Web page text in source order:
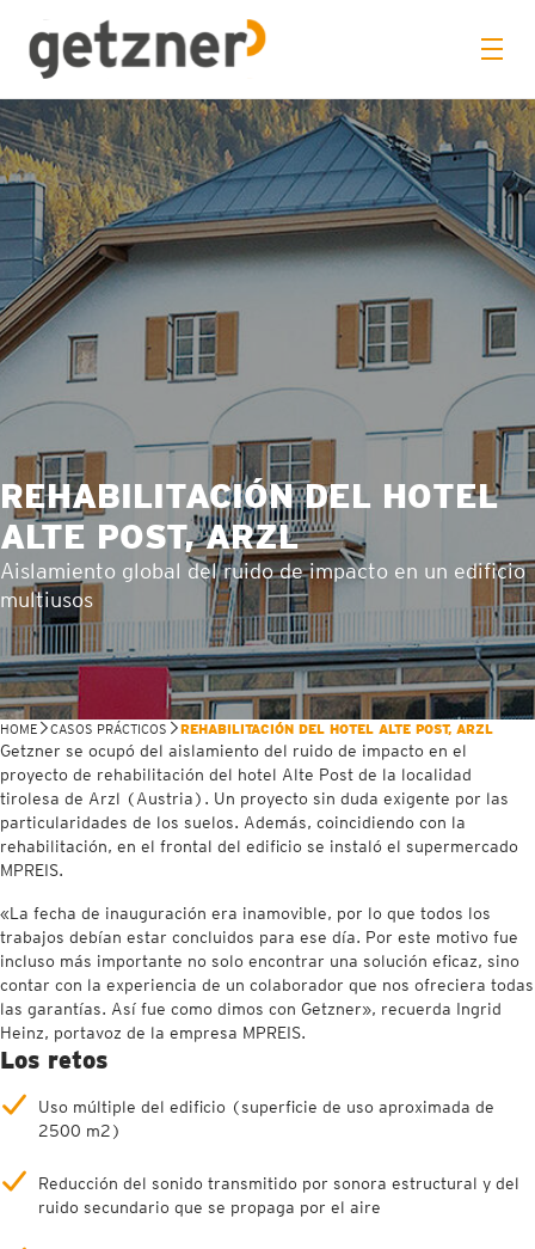
REHABILITACIÓN DEL HOTEL
ALTE POST, ARZL
Aislamiento global del ruido de impacto en un edificio
multiusos
HOME CASOS PRÁCTICOS REHABILITACIÓN DEL HOTEL ALTE POST, ARZL
Getzner se ocupó del aislamiento del ruido de impacto en el
proyecto de rehabilitación del hotel Alte Post de la localidad
tirolesa de Arzl (Austria). Un proyecto sin duda exigente por las
particularidades de los suelos. Además, coincidiendo con la
rehabilitación, en el frontal del edificio se instaló el supermercado
MPREIS.
«La fecha de inauguración era inamovible, por lo que todos los
trabajos debían estar concluidos para ese día. Por este motivo fue
incluso más importante no solo encontrar una solución eficaz, sino
contar con la experiencia de un colaborador que nos ofreciera todas
las garantías. Así fue como dimos con Getzner», recuerda Ingrid
Heinz, portavoz de la empresa MPREIS.
Los retos
Uso múltiple del edificio (superficie de uso aproximada de
2500 m2)
Reducción del sonido transmitido por sonora estructural y del
ruido secundario que se propaga por el aire